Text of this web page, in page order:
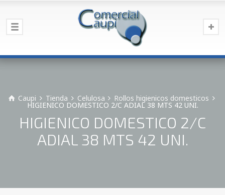
Caupi Tienda Celulosa Rollos higienicos domesticos
HIGIENICO DOMESTICO 2/C ADIAL 38 MTS 42 UNI.
HIGIENICO DOMESTICO 2/C
ADIAL 38 MTS 42 UNI.